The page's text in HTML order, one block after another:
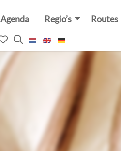
Agenda Regio’s Routes
Mijn
favorieten
Open
het